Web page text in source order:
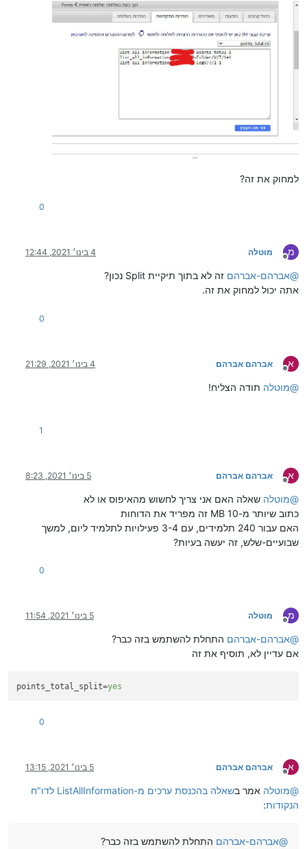
למחוק את זה?
0
מ
מנותק
מוטלה 4 בינו׳ 2021, 12:44
@אברהם-אברהם זה לא בתוך תיקיית Split נכון?
אתה יכול למחוק את זה.
0
א
מנותק
אברהם אברהם 4 בינו׳ 2021, 21:29
@מוטלה תודה הצליח!
1
א
מנותק
אברהם אברהם 5 בינו׳ 2021, 8:23
@מוטלה שאלה האם אני צריך לחשוש מהאיפוס או לא
כתוב שיותר מ-10 MB זה מפריד את הדוחות
האם עבור 240 תלמידים, עם 3-4 פעילויות לתלמיד ליום, למשך
שבועיים-שלש, זה יעשה בעיות?
0
מ
מנותק
מוטלה 5 בינו׳ 2021, 11:54
@אברהם-אברהם התחלת להשתמש בזה כבר?
אם עדיין לא, תוסיף את זה
points_total_split=yes
0
א
מנותק
אברהם אברהם 5 בינו׳ 2021, 13:15
@מוטלה אמר ב
שאלה בהכנסת ערכים מ-ListAllInformation לדו"ח
הנקודות:
@אברהם-אברהם התחלת להשתמש בזה כבר?